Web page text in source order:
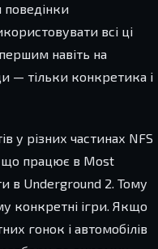
поведінки
всі ці
навіть на
— тільки конкретика і
у різних частинах NFS
що працює в Most
в Underground 2. Тому
конкретні ігри. Якщо
гонок і автомобілів